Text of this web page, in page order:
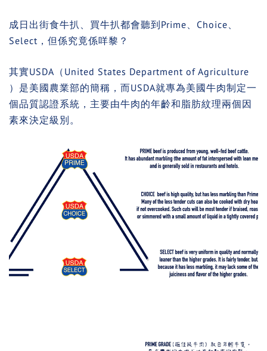
成日出街食牛扒、買牛扒都會聽到Prime、Choice、
Select，但係究竟係咩黎？
其實USDA （ United States Department of Agriculture
）是美國農業部的簡稱，而USDA就專為美國牛肉制定一
個品質認證系統，主要由牛肉的年齡和脂肪紋理兩個因
素來決定級別。